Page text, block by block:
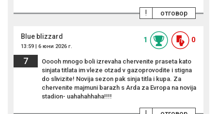
отговор
!
Blue blizzard
13:59 | 6 юни 2026 г.
1 0
7
Ooooh mnogo boli izrevaha chervenite praseta kato
sinjata titlata im vleze otzad v gazoprovodite i stigna
do slivizite! Novija sezon pak sinja titla i kupa. Za
chervenite majmuni barazh s Arda za Evropa na novija
stadion- uahahahhaha!!!!